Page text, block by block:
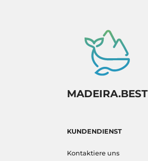
MADEIRA.BEST
KUNDENDIENST
Kontaktiere uns